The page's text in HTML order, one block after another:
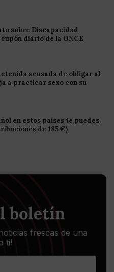
sobre Discapacidad
diario de la ONCE
acusada de obligar al
a practicar sexo con su
en estos países te puedes
de 185 €)
boletín
frescas de una
ti!